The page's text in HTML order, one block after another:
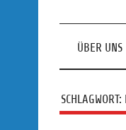
ÜBER UNS
SCHLAGWORT: